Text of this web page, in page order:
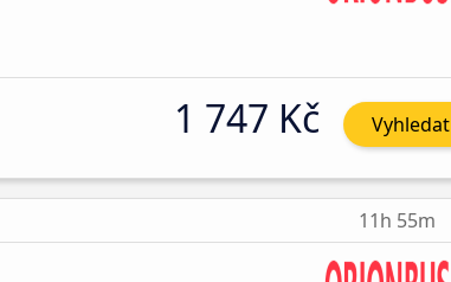
1 747 Kč Vyhledat
11h 55m